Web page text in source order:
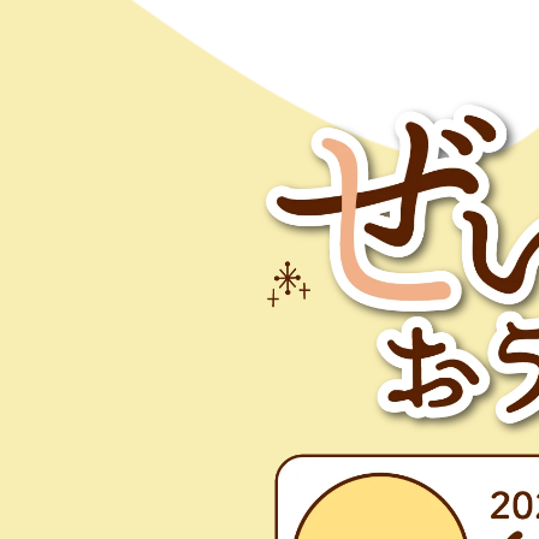
OHAYO ぜいたくなおうち時間キャンペ